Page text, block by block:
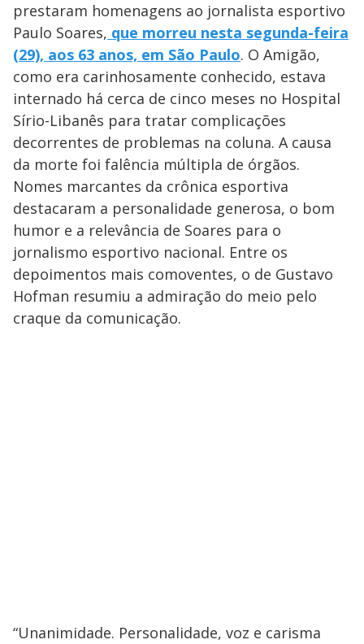
prestaram homenagens ao jornalista esportivo
Paulo Soares, que morreu nesta segunda-feira
(29), aos 63 anos, em São Paulo. O Amigão,
como era carinhosamente conhecido, estava
internado há cerca de cinco meses no Hospital
Sírio-Libanês para tratar complicações
decorrentes de problemas na coluna. A causa
da morte foi falência múltipla de órgãos.
Nomes marcantes da crônica esportiva
destacaram a personalidade generosa, o bom
humor e a relevância de Soares para o
jornalismo esportivo nacional. Entre os
depoimentos mais comoventes, o de Gustavo
Hofman resumiu a admiração do meio pelo
craque da comunicação.
“Unanimidade. Personalidade, voz e carisma